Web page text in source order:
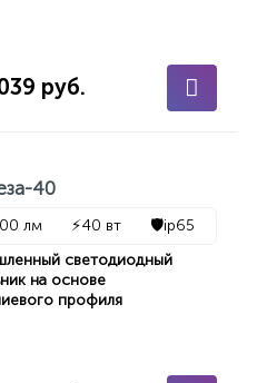
руб.
40
лм ⚡40 вт 🛡️ip65
светодиодный
на основе
профиля